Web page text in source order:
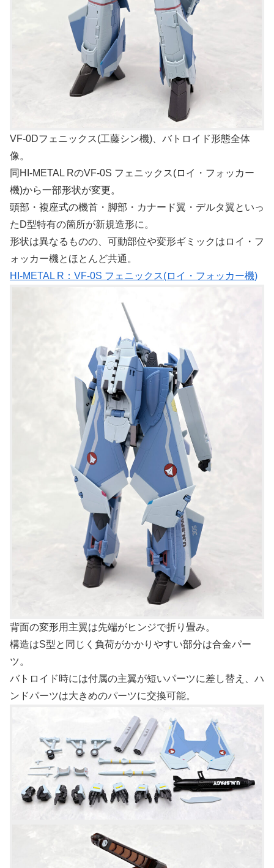
VF-0Dフェニックス(工藤シン機)、バトロイド形態全体
像。
同HI-METAL RのVF-0S フェニックス(ロイ・フォッカー
機)から一部形状が変更。
頭部・複座式の機首・脚部・カナード翼・デルタ翼といっ
たD型特有の箇所が新規造形に。
形状は異なるものの、可動部位や変形ギミックはロイ・フ
ォッカー機とほとんど共通。
HI-METAL R：VF-0S フェニックス(ロイ・フォッカー機)
背面の変形用主翼は先端がヒンジで折り畳み。
構造はS型と同じく負荷がかかりやすい部分は合金パー
ツ。
バトロイド時には付属の主翼が短いパーツに差し替え、ハ
ンドパーツは大きめのパーツに交換可能。